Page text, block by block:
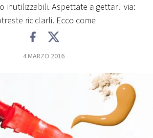
inutilizzabili. Aspettate a gettarli via:
riciclarli. Ecco come
4 MARZO 2016